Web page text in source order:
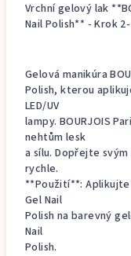
Vrchní gelový lak
Nail Polish** - Krok
Gelová manikúra
Polish, kterou
LED/UV
lampy. BOURJOIS
nehtům lesk
a sílu. Dopřejte
rychle.
**Použití**: Aplikujte
Gel Nail
Polish na barevný
Nail
Polish.